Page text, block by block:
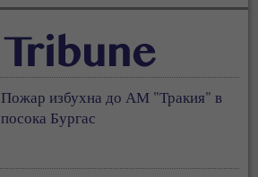
Пожар избухна до АМ "Тракия" в
посока Бургас